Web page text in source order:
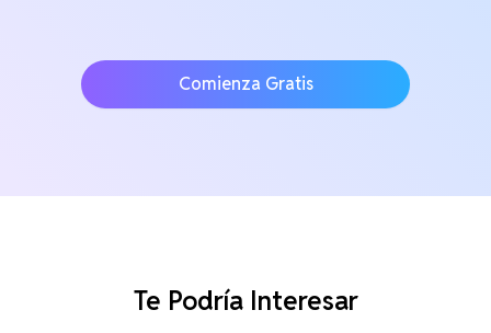
Comienza Gratis
Te Podría Interesar